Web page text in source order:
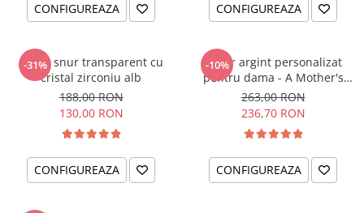
CONFIGUREAZA CONFIGUREAZA
-31%
Colier snur transparent cu
cristal zirconiu alb
188,00 RON
130,00 RON
CONFIGUREAZA
-10%
Colier argint personalizat
pentru dama - A Mother's
Love
263,00 RON
236,70 RON
CONFIGUREAZA